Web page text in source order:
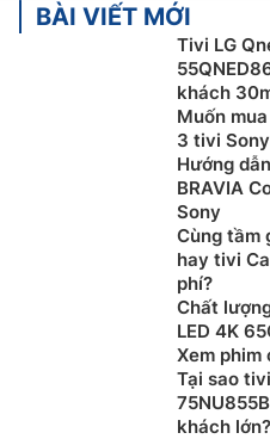
BÀI VIẾT MỚI
Tivi LG
khách
Muốn
3 tivi
Hướng
BRAVIA
Sony
Cùng tầm
hay tivi
phí?
Chất
LED 4K
Xem phim
Tại sao
khách lớn?